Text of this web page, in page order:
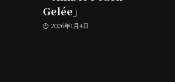
Gelée」
2026年1月4日